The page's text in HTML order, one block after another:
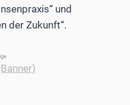
und
der Zukunft“.